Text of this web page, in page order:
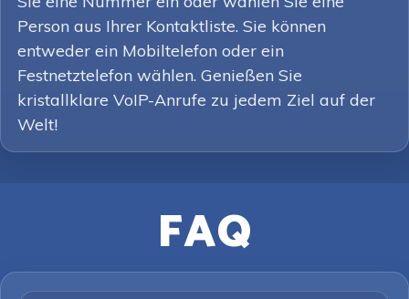
Person aus Ihrer Kontaktliste. Sie können
entweder ein Mobiltelefon oder ein
Festnetztelefon wählen. Genießen Sie
kristallklare VoIP-Anrufe zu jedem Ziel auf der
Welt!
FAQ